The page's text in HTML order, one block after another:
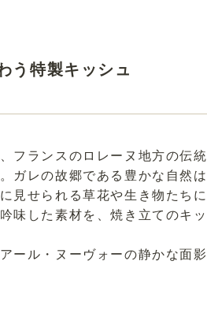
う特製キッシュ
フランスのロレーヌ地方の伝統
ガレの故郷である豊かな自然は
見せられる草花や生き物たちに
味した素材を、焼き立てのキッ
ール・ヌーヴォーの静かな面影